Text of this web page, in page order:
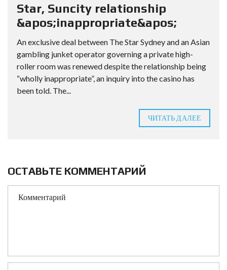
Star, Suncity relationship
&apos;inappropriate&apos;
An exclusive deal between The Star Sydney and an Asian
gambling junket operator governing a private high-
roller room was renewed despite the relationship being
“wholly inappropriate”, an inquiry into the casino has
been told. The...
ЧИТАТЬ ДАЛЕЕ
ОСТАВЬТЕ КОММЕНТАРИЙ